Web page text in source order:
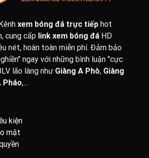
xem bóng đá trực tiếp hot
cung cấp link xem bóng đá HD
nét, hoàn toàn miễn phí. Đảm bảo
ngay với những bình luận "cực
lão làng như Giàng A Phò, Giàng
Pháo,...
kiện
mật